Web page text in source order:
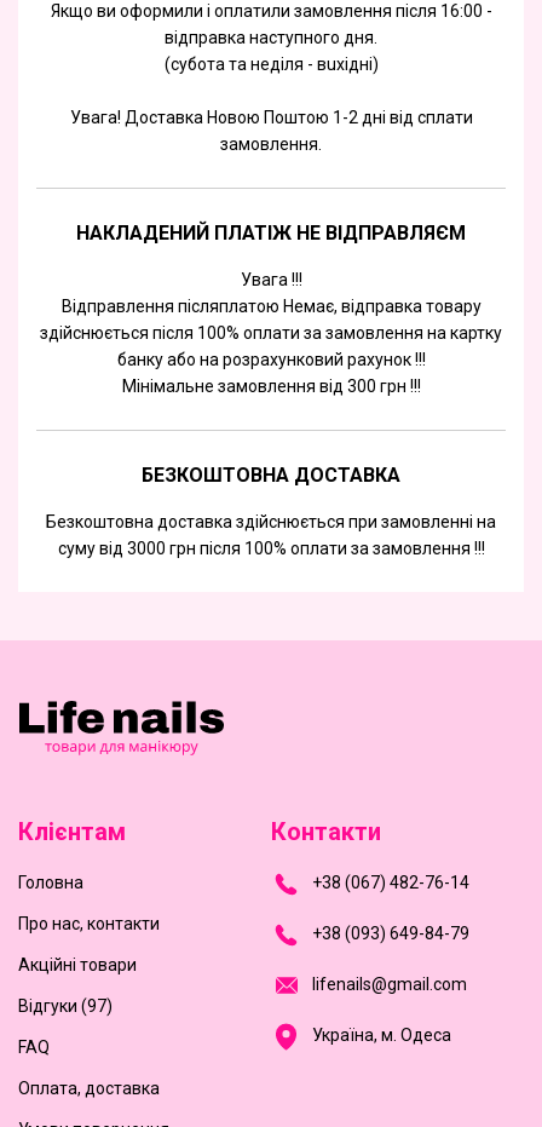
Якщо ви оформили і оплатили замовлення після 16:00 -
відправка наступного дня.
(субота та недiля - вuхiднi)
Увага! Доставка Новою Поштою 1-2 дні від сплати
замовлення.
НАКЛАДЕНИЙ ПЛАТІЖ НЕ ВІДПРАВЛЯЄМ
Увага !!!
Відправлення післяплатою Немає, відправка товару
здійснюється після 100% оплати за замовлення на картку
банку або на розрахунковий рахунок !!!
Мінімальне замовлення від 300 грн !!!
БЕЗКОШТОВНА ДОСТАВКА
Безкоштовна доставка здійснюється при замовленні на
суму від 3000 грн після 100% оплати за замовлення !!!
Клієнтам
Головна
Про нас, контакти
Акційні товари
Відгуки (97)
FAQ
Оплата, доставка
Контакти
+38 (067) 482-76-14
+38 (093) 649-84-79
ifenai s@gmai com
Україна, м. Одеса